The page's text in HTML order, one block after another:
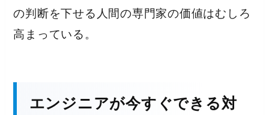
の判断を下せる人間の専門家の価値はむしろ
高まっている。
エンジニアが今すぐできる対